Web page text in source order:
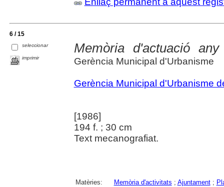
6 / 15
seleccionar
imprimir
Memòria d'actuació
Gerència Municipal d'Urbanisme
Gerència Municipal d'Urbanisme
[1986]
194 f. ; 30 cm
Text mecanografiat.
Matèries: Memòria d'activitats ; Ajuntament;